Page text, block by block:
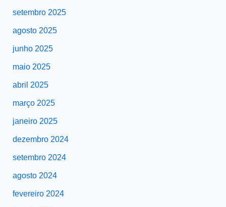
setembro 2025
agosto 2025
junho 2025
maio 2025
abril 2025
março 2025
janeiro 2025
dezembro 2024
setembro 2024
agosto 2024
fevereiro 2024